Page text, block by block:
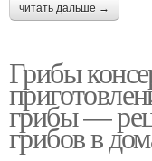
читать дальше →
Грибы
грибы —
грибов в